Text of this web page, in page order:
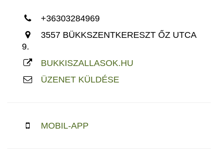
+36303284969
3557 BÜKKSZENTKERESZT ŐZ UTCA
9.
BUKKISZALLASOK.HU
ÜZENET KÜLDÉSE
MOBIL-APP